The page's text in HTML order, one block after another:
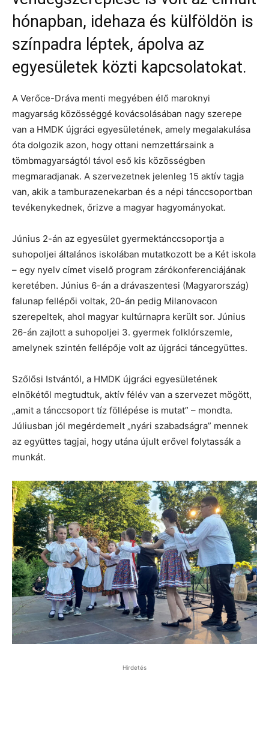
hónapban, idehaza és külföldön is
színpadra léptek, ápolva az
egyesületek közti kapcsolatokat.
A Verőce-Dráva menti megyében élő maroknyi
magyarság közösséggé kovácsolásában nagy szerepe
van a HMDK újgráci egyesületének, amely megalakulása
óta dolgozik azon, hogy ottani nemzettársaink a
tömbmagyarságtól távol eső kis közösségben
megmaradjanak. A szervezetnek jelenleg 15 aktív tagja
van, akik a tamburazenekarban és a népi tánccsoportban
tevékenykednek, őrizve a magyar hagyományokat.
Június 2-án az egyesület gyermektánccsoportja a
suhopoljei általános iskolában mutatkozott be a Két iskola
– egy nyelv címet viselő program zárókonferenciájának
keretében. Június 6-án a drávaszentesi (Magyarország)
falunap fellépői voltak, 20-án pedig Milanovacon
szerepeltek, ahol magyar kultúrnapra került sor. Június
26-án zajlott a suhopoljei 3. gyermek folklórszemle,
amelynek szintén fellépője volt az újgráci táncegyüttes.
Szőlősi Istvántól, a HMDK újgráci egyesületének
elnökétől megtudtuk, aktív félév van a szervezet mögött,
„amit a tánccsoport tíz föllépése is mutat” – mondta.
Júliusban jól megérdemelt „nyári szabadságra” mennek
az együttes tagjai, hogy utána újult erővel folytassák a
munkát.
Hirdetés